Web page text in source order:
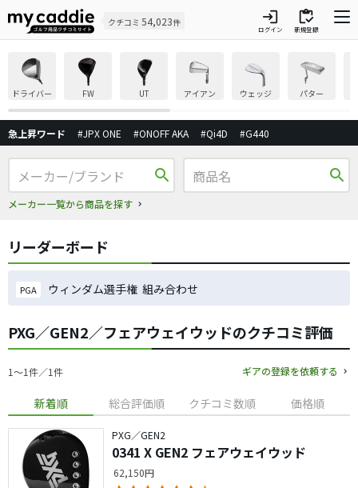
クチコミ 54,023件 login
ログイン
inventory
新規登録
ドライバー FW UT アイアン ウェッジ パター
急上昇ワード #JPX ONE #ONOFF AKA #Qi4D #G440
search
メーカー一覧から商品を探す
search
リーダーボード
PGA ウィンダム選手権 組み合わせ
PXG／GEN2／フェアウェイウッドのクチコミ評価
1〜1件／1件 ギアの登録を依頼する
新着順 総合評価順 クチコミ数順 価格順
PXG／GEN2
0341 X GEN2 フェアウェイウッド
62,150円